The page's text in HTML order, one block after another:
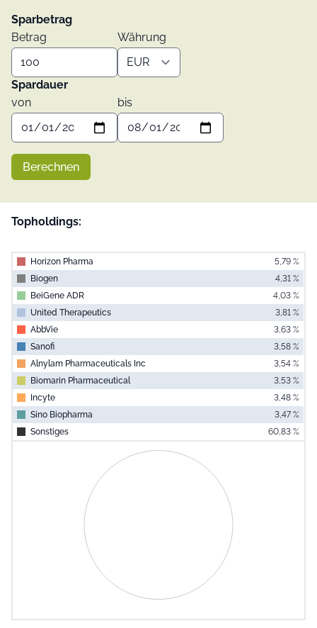
Sparbetrag
Betrag
Währung
Spardauer
von
bis
Berechnen
Topholdings:
Horiz­­on Ph­­arma
5,79 %
Biogen
4,31 %
BeiGe­­ne AD­­R
4,03 %
Unite­­d The­­rapeu­­tics
3,81 %
AbbVie
3,63 %
Sanofi
3,58 %
Alnyl­­am Ph­­armac­­eutic­­als I­­nc
3,54 %
Bioma­­rin P­­harma­­ceuti­­cal
3,53 %
Incyte
3,48 %
Sino Biopharma
3,47 %
Sonstiges
60,83 %
Pie chart with 0 slices.
View as data table, Chart